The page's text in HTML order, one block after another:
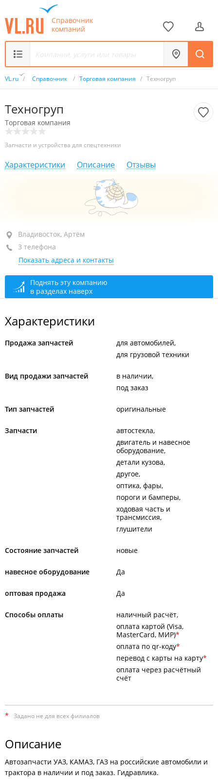
Справочник
компаний
VL.ru / Справочник / Торговая компания / Техногруп
Техногруп
Торговая компания
Запчасти и устройства для спецтехники
Характеристики Описание Отзывы
район "Океанская", ул. Вторая, 43А
+7 (423) 238-79-10
+7 914 707-15-55
сегодня закрыто
Владивосток, Артём
3 телефона
Показать адреса и контакты
Поднять эту компанию
в разделах наверх
Характеристики
Продажа запчастей
для автомобилей
для грузовой техники
Вид продажи запчастей
в наличии
под заказ
Тип запчастей оригинальные
Запчасти
автостекла
двигатель и навесное
оборудование
детали кузова
другое
оптика, фары
пороги и бамперы
ходовая часть и
трансмиссия
глушители
Состояние запчастей новые
навесное оборудование Да
оптовая продажа Да
Способы оплаты
наличный расчёт
оплата картой (Visa,
MasterCard, МИР)
оплата по qr-коду
перевод с карты на карту
оплата через расчётный
счёт
* Задано не для всех филиалов
Описание
Автозапчасти УАЗ, КАМАЗ, ГАЗ на российские автомобили и
трактора в наличии и под заказ. Гидравлика.